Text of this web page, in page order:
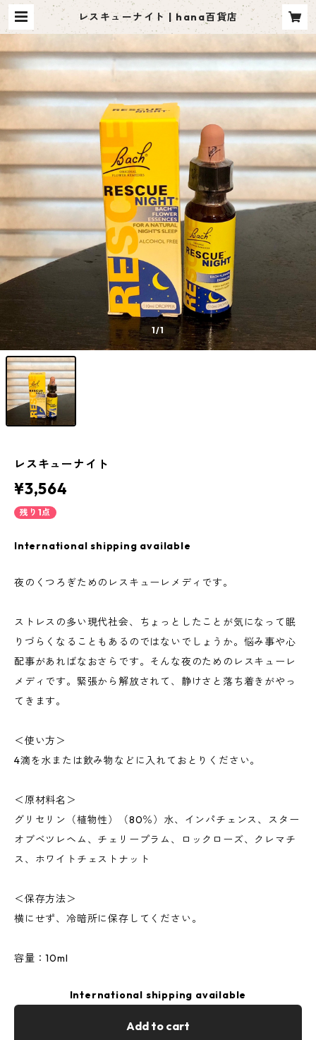
レスキューナイト | hana百貨店
1/1
レスキューナイト
¥3,564
残り1点
International shipping available
夜のくつろぎためのレスキューレメディです。
ストレスの多い現代社会、ちょっとしたことが気になって眠
りづらくなることもあるのではないでしょうか。悩み事や心
配事があればなおさらです。そんな夜のためのレスキューレ
メディです。緊張から解放されて、静けさと落ち着きがやっ
てきます。
＜使い方＞
4滴を水または飲み物などに入れておとりください。
＜原材料名＞
グリセリン（植物性）（80％）水、インパチェンス、スター
オブベツレヘム、チェリープラム、ロックローズ、クレマチ
ス、ホワイトチェストナット
＜保存方法＞
横にせず、冷暗所に保存してください。
容量：10ml
International shipping available
Add to cart